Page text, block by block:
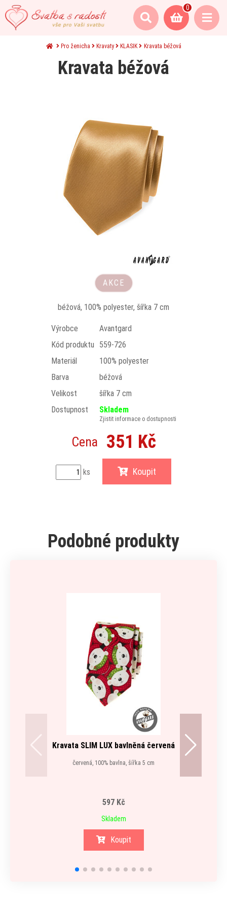
0
Pro ženicha Kravaty KLASIK Kravata béžová
Kravata béžová
AKCE
béžová, 100% polyester, šířka 7 cm
Výrobce
Avantgard
Kód produktu
559-726
Materiál
100% polyester
Barva
béžová
Velikost
šířka 7 cm
Dostupnost
Skladem
Zjistit informace o dostupnosti
Cena 351 Kč
ks Koupit
Podobné produkty
Kravata SLIM LUX bavlněná červená
červená, 100% bavlna, šířka 5 cm
597 Kč
Skladem
Koupit